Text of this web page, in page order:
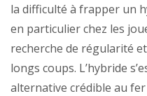
la difficulté à frapper un
en particulier chez les
recherche de régularité
longs coups. L’hybride
alternative crédible au